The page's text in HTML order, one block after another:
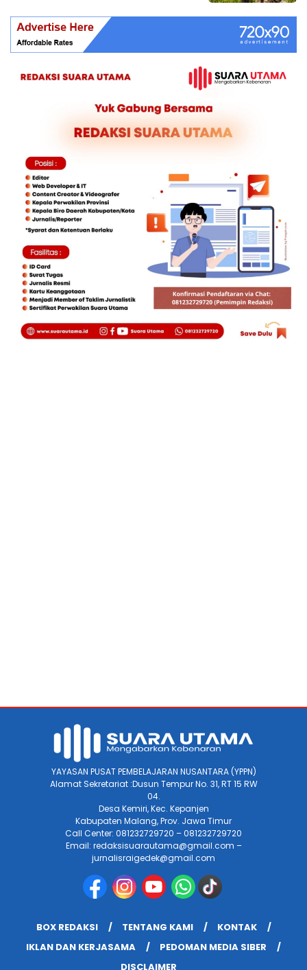
YAYASAN PUSAT PEMBELAJARAN NUSANTARA (YPPN)
Alamat Sekretariat :Dusun Tempur No. 31, RT 15 RW
04.
Desa Kemiri, Kec. Kepanjen
Kabupaten Malang, Prov. Jawa Timur
Call Center: 081232729720 – 081232729720
Email: redaksisuarautama@gmail.com –
jurnalisraigedek@gmail.com
BOX REDAKSI TENTANG KAMI
KONTAK
IKLAN DAN KERJASAMA
PEDOMAN MEDIA SIBER
DISCLAIMER